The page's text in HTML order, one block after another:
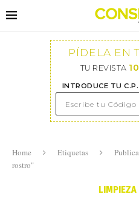
PÍDELA EN
TU REVISTA
INTRODUCE TU
Home Etiquetas
rostro"
LIMPIEZA